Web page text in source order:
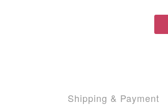
Shipping & Payment